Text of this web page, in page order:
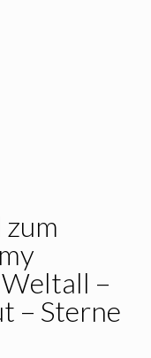
Weltall –
– Sterne